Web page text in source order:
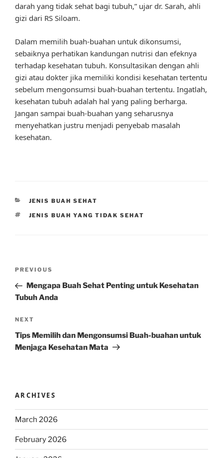
darah yang tidak sehat bagi tubuh,” ujar dr. Sarah, ahli
gizi dari RS Siloam.
Dalam memilih buah-buahan untuk dikonsumsi,
sebaiknya perhatikan kandungan nutrisi dan efeknya
terhadap kesehatan tubuh. Konsultasikan dengan ahli
gizi atau dokter jika memiliki kondisi kesehatan tertentu
sebelum mengonsumsi buah-buahan tertentu. Ingatlah,
kesehatan tubuh adalah hal yang paling berharga.
Jangan sampai buah-buahan yang seharusnya
menyehatkan justru menjadi penyebab masalah
kesehatan.
CATEGORIES
JENIS BUAH SEHAT
TAGS
JENIS BUAH YANG TIDAK SEHAT
Previous
Post
PREVIOUS
Mengapa Buah Sehat Penting untuk Kesehatan
Tubuh Anda
Next
Post
NEXT
Tips Memilih dan Mengonsumsi Buah-buahan untuk
Menjaga Kesehatan Mata
ARCHIVES
March 2026
February 2026